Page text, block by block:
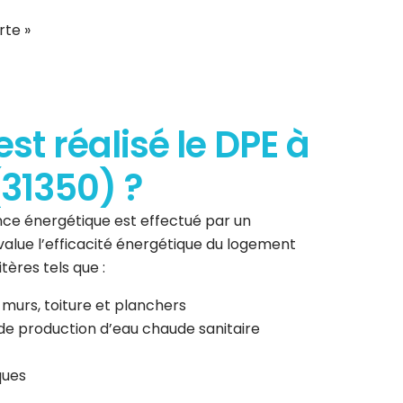
»
réalisé le DPE à
?
énergétique est effectué par un
l’efficacité énergétique du logement
tels que :
murs, toiture et planchers
production d’eau chaude sanitaire